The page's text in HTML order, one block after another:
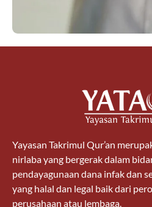
Yayasan Takrimul Qur’an
nirlaba yang bergerak dalam
pendayagunaan dana infak dan
yang halal dan legal baik dari
perusahaan atau lembaga.